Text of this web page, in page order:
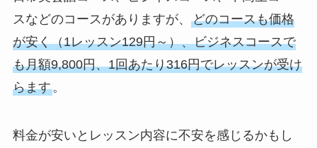
スなどのコースがありますが、 どのコースも価格
が安く（1レッスン129円～）、ビジネスコースで
も月額9,800円、1回あたり316円でレッスンが受け
らます。
料金が安いとレッスン内容に不安を感じるかもし